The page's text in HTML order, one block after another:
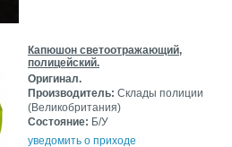
Капюшон светоотражающий,
полицейский.
Оригинал.
Производитель: Склады полиции
(Великобритания)
Состояние: Б/У
уведомить о приходе